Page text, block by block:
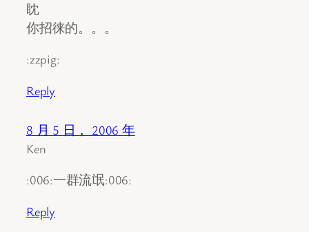
眈
你招徕的。。。
:zzpig:
Reply
8 月 5 日， 2006 年
Ken
:006:一群流氓:006:
Reply